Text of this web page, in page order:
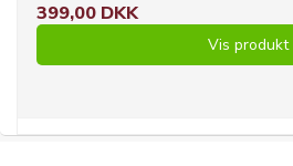
399,00 DKK
Vis produkt